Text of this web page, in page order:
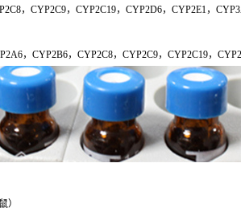
，CYP2C9，CYP2C19，CYP2D6，CYP2E1，
，CYP2B6，CYP2C8，CYP2C9，CYP2C19，
）